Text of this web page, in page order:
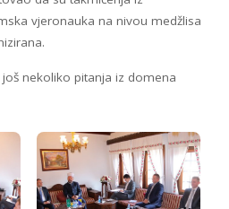
vjeronauka na nivou medžlisa
nekoliko pitanja iz domena